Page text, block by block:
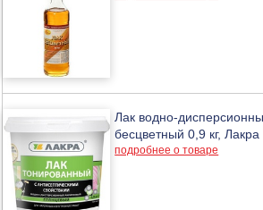
Лак водно-
бесцветный 0,9 кг, Лакра
подробнее о товаре